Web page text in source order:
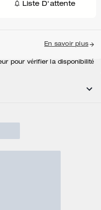
Liste D'attente
En savoir plus
pour vérifier la disponibilité